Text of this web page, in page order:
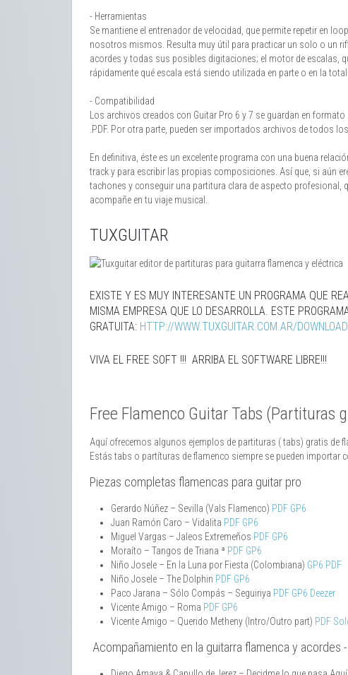
- Herramientas
Se mantiene el entrenador de velocidad, que permite repetir en
nosotros mismos. Resulta muy útil para practicar un solo o un
acordes y todas sus posibles digitaciones; el motor de escalas,
rápidamente qué escala está siendo utilizada en parte o en la
- Compatibilidad
Los archivos creados con Guitar Pro 6 y 7 se guardan en
.PDF. Por otra parte, pueden ser importados archivos de todos
En definitiva, éste es un excelente programa con una buena
track y para escribir las propias composiciones. Así que, si aún
tachones y conseguir una partitura clara de aspecto
acompañe en tu viaje musical.
TUXGUITAR
EXISTE Y ES MUY INTERESANTE UN PROGRAMA QUE
MISMA EMPRESA QUE LO DESARROLLA. ESTE
GRATUITA: HTTP://WWW.TUXGUITAR.COM.AR/
VIVA EL FREE SOFT !!! ARRIBA EL SOFTWARE LIBRE!!!
Free Flamenco Guitar Tabs (Partituras
Aquí ofrecemos algunos ejemplos de partituras ( tabs) gratis de
Estás tabs o partíturas de flamenco siempre se pueden importar
Piezas completas flamencas para guitar pro
Gerardo Núñez – Sevilla (Vals Flamenco) PDF GP6
Juan Ramón Caro – Vidalita PDF GP6
Miguel Vargas – Jaleos Extremeños PDF GP6
Moraíto – Tangos de Triana ª PDF GP6
Niño Josele – En la Luna por Fiesta (Colombiana) GP6 PDF
Niño Josele – The Dolphin PDF GP6
Paco Jarana – Sólo Compás – Seguiriya PDF GP6 Deezer
Vicente Amigo – Roma PDF GP6
Vicente Amigo – Querido Metheny (Intro/Outro part) PDF
Acompañamiento en la guitarra flamenca y acordes